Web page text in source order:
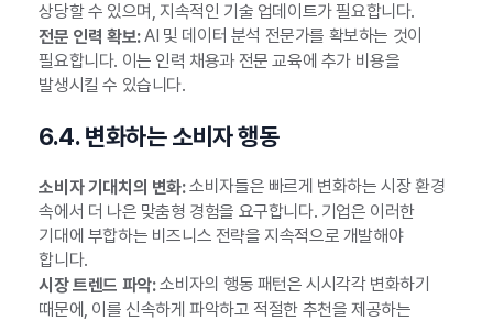
상당할 수 있으며, 지속적인 기술 업데이트가 필요합니다.
전문 인력 확보:AI 및 데이터 분석 전문가를 확보하는 것이
필요합니다. 이는 인력 채용과 전문 교육에 추가 비용을
발생시킬 수 있습니다.
6.4. 변화하는 소비자 행동
소비자 기대치의 변화:소비자들은 빠르게 변화하는 시장 환경
속에서 더 나은 맞춤형 경험을 요구합니다. 기업은 이러한
기대에 부합하는 비즈니스 전략을 지속적으로 개발해야
합니다.
시장 트렌드 파악:소비자의 행동 패턴은 시시각각 변화하기
때문에, 이를 신속하게 파악하고 적절한 추천을 제공하는